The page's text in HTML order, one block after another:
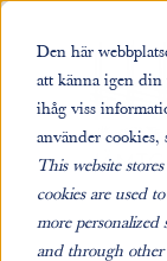
Den här
att känna igen din
ihåg viss
använder cookies,
This website
cookies are used
more personalized
and through other